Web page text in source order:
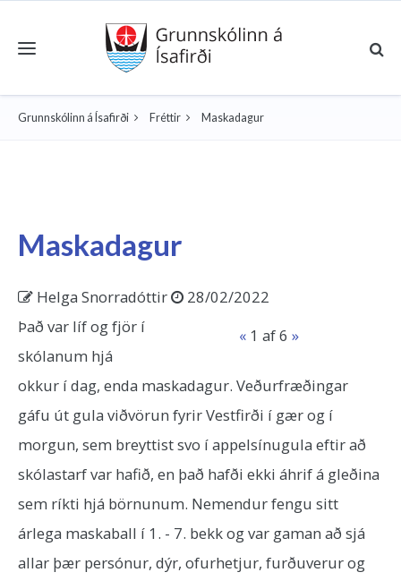
Toggle navigation
Grunnskólinn á Ísafirði Fréttir Maskadagur
Maskadagur
Helga Snorradóttir
28/02/2022
« 1 af 6 »
Það var líf og fjör í
skólanum hjá
okkur í dag, enda maskadagur. Veðurfræðingar
gáfu út gula viðvörun fyrir Vestfirði í gær og í
morgun, sem breyttist svo í appelsínugula eftir að
skólastarf var hafið, en það hafði ekki áhrif á gleðina
sem ríkti hjá börnunum. Nemendur fengu sitt
árlega maskaball í 1. - 7. bekk og var gaman að sjá
allar þær persónur, dýr, ofurhetjur, furðuverur og